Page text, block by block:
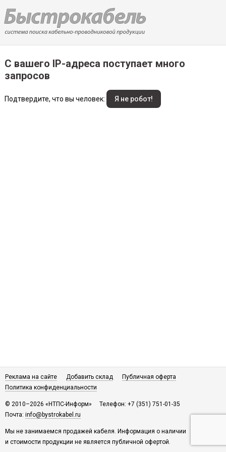
С вашего IP-адреса поступает много
запросов
Подтвердите, что вы человек:
Реклама на сайте Добавить склад
Публичная оферта
Политика конфиденциальности
© 2010–2026 «НТПС-Информ»
Телефон: +7 (351) 751-01-35
Почта: info@bystrokabel.ru
Мы не занимаемся продажей кабеля. Информация о наличии
и стоимости продукции не является публичной офертой.